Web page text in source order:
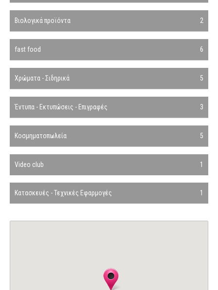
Βιολογικά προϊόντα 2
fast food 6
Χρώματα - Σιδηρικά 5
Έντυπα - Εκτυπώσεις - Επιγραφές 3
Κοσμηματοπωλεία 5
Video club 1
Κατασκευές - Τεχνικές Εφαρμογές 1